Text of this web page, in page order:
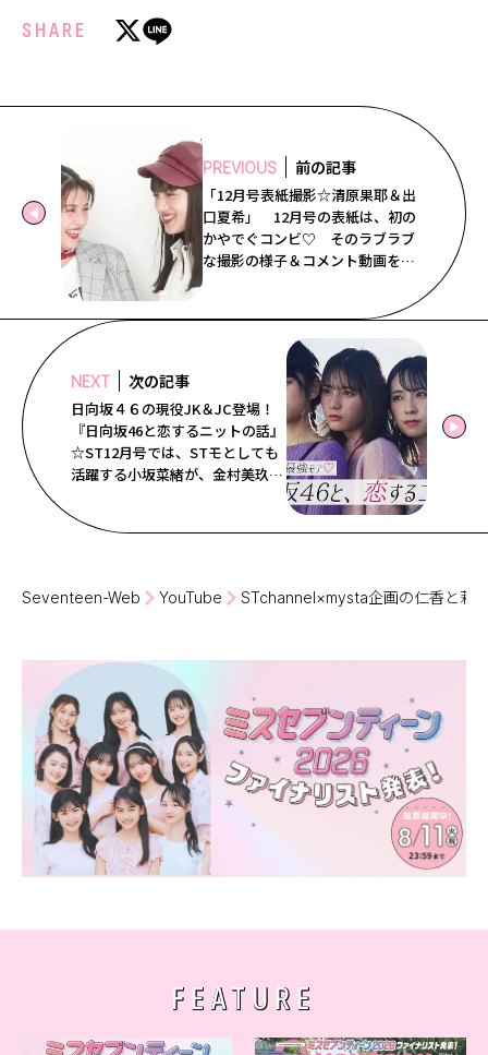
Seventeenについて
Follow us
ST member
新規会員登録・ログイン
SHARE
PREVIOUS 前の記事
「12月号表紙撮影☆清原果耶＆出
口夏希」 12月号の表紙は、初の
かやでぐコンビ♡ そのラブラブ
な撮影の様子＆コメント動画をお
届けするね！ 12月号の特集も紹
NEXT 次の記事
日向坂４６の現役JK＆JC登場！
『日向坂46と恋するニットの話』
☆ST12月号では、STモとしても
活躍する小坂菜緒が、金村美玖と
ト＝最強モテ♡ってことで、ふわ
ふわカワイイ3人の撮影オフショ
Seventeen-Web YouTube STchannel×mysta企画の仁香と莉
FEATURE